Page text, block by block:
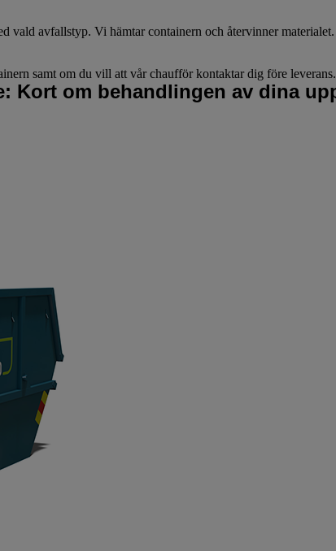
Kort om behandlingen av dina
vald avfallstyp. Vi hämtar containern och återvinner materialet.
samt om du vill att vår chaufför kontaktar dig före